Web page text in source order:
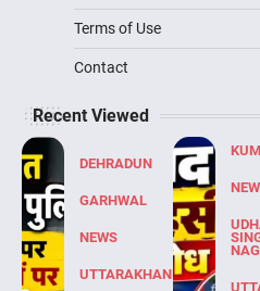
Terms of Use
Contact
Recent Viewed
DEHRADUN
GARHWAL
NEWS
UTTARAKHAND